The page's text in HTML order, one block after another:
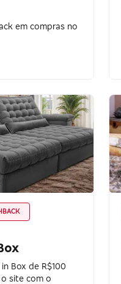
em compras no
Box de R$100
site com o